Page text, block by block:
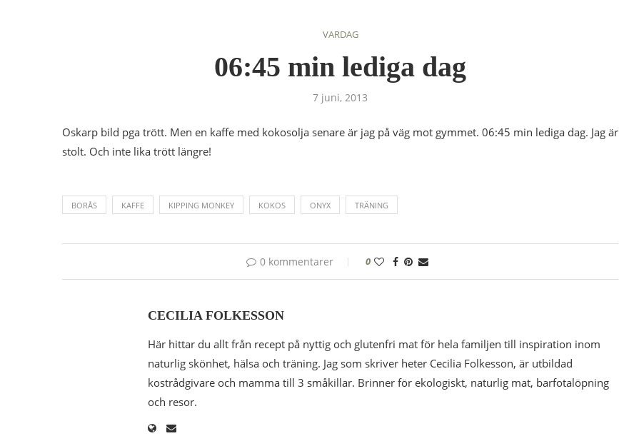
VARDAG
06:45 min lediga dag
7 juni, 2013
Oskarp bild pga trött. Men en kaffe med kokosolja senare är jag på väg mot gymmet. 06:45 min lediga dag. Jag är
stolt. Och inte lika trött längre!
BORÅS KAFFE KIPPING MONKEY KOKOS ONYX TRÄNING
0 kommentarer 0
CECILIA FOLKESSON
Här hittar du allt från recept på nyttig och glutenfri mat för hela familjen till inspiration inom
naturlig skönhet, hälsa och träning. Jag som skriver heter Cecilia Folkesson, är utbildad
kostrådgivare och mamma till 3 småkillar. Brinner för ekologiskt, naturlig mat, barfotalöpning
och resor.